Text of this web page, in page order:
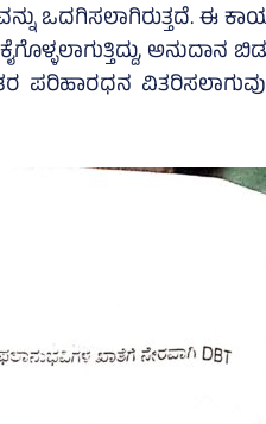
ಒದಗಿಸಲಾಗಿರುತ್ತದೆ. ಈ
ಅನುದಾನ
ಪರಿಹಾರಧನ